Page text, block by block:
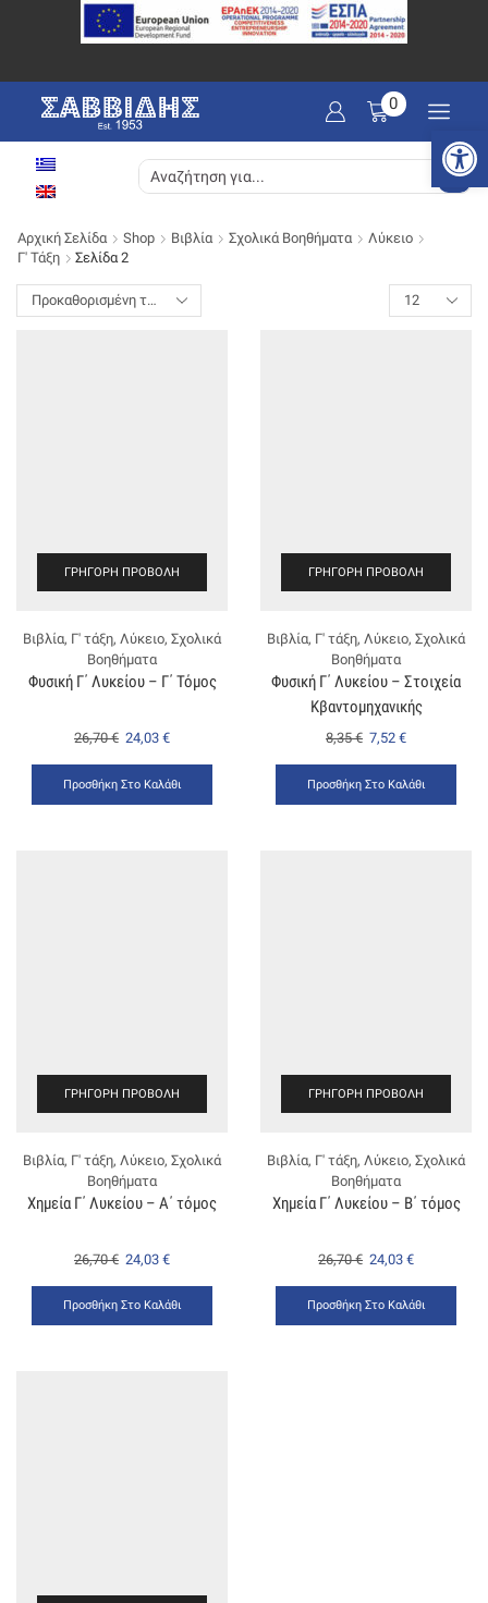
0
Αρχική Σελίδα Shop Βιβλία Σχολικά Βοηθήματα
Λύκειο
Γ' Τάξη
Σελίδα 2
ΓΡΉΓΟΡΗ ΠΡΟΒΟΛΉ
Βιβλία, Γ' τάξη, Λύκειο, Σχολικά
Βοηθήματα
Φυσική Γ΄ Λυκείου – Γ΄ Τόμος
26,70€ 24,03 €
Προσθήκη Στο Καλάθι
ΓΡΉΓΟΡΗ ΠΡΟΒΟΛΉ
Βιβλία, Γ' τάξη, Λύκειο, Σχολικά
Βοηθήματα
Φυσική Γ΄ Λυκείου – Στοιχεία
Κβαντομηχανικής
8,35€ 7,52 €
Προσθήκη Στο Καλάθι
ΓΡΉΓΟΡΗ ΠΡΟΒΟΛΉ
Βιβλία, Γ' τάξη, Λύκειο, Σχολικά
Βοηθήματα
Χημεία Γ΄ Λυκείου – Α΄ τόμος
26,70€ 24,03 €
Προσθήκη Στο Καλάθι
ΓΡΉΓΟΡΗ ΠΡΟΒΟΛΉ
Βιβλία, Γ' τάξη, Λύκειο, Σχολικά
Βοηθήματα
Χημεία Γ΄ Λυκείου – Β΄ τόμος
26,70€ 24,03 €
Προσθήκη Στο Καλάθι